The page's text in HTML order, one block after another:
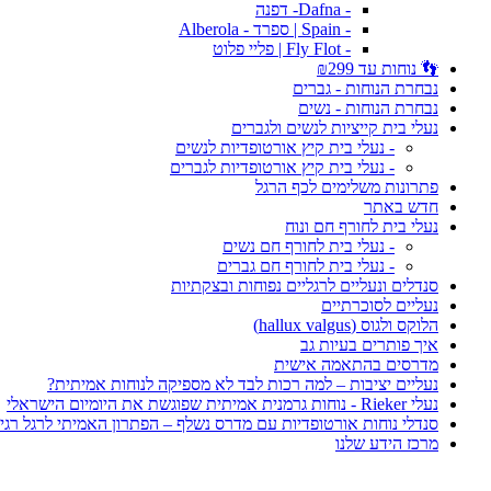
- Dafna- דפנה
- Spain | ספרד - Alberola
- Fly Flot | פליי פלוט
👣 נוחות עד ₪299
נבחרת הנוחות - גברים
נבחרת הנוחות - נשים
נעלי בית קייציות לנשים ולגברים
- נעלי בית קיץ אורטופדיות לנשים
- נעלי בית קיץ אורטופדיות לגברים
פתרונות משלימים לכף הרגל
חדש באתר
נעלי בית לחורף חם ונוח
- נעלי בית לחורף חם נשים
- נעלי בית לחורף חם גברים
סנדלים ונעליים לרגליים נפוחות ובצקתיות
נעליים לסוכרתיים
הלוקס ולגוס (hallux valgus)
איך פותרים בעיות גב
מדרסים בהתאמה אישית
נעליים יציבות – למה רכות לבד לא מספיקה לנוחות אמיתית?
נעלי Rieker - נוחות גרמנית אמיתית שפוגשת את היומיום הישראלי
סנדלי נוחות אורטופדיות עם מדרס נשלף – הפתרון האמיתי לרגל
מרכז הידע שלנו